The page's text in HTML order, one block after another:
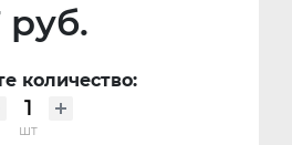
руб.
количество:
шт